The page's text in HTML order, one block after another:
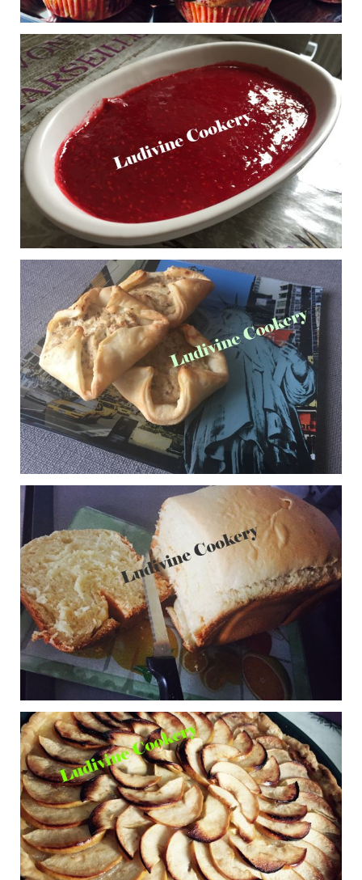
0
Lasagnes du Dauphiné
aux épinards
Publié le 26/11/2016 à 13:38
0
Muffins au chocolat
blanc et aux framboises
Publié le 20/11/2016 à 20:16
0
Panna Cotta au coulis
de framboises
Publié le 20/11/2016 à 20:04
1
Carrés feuilletés au
thon et au boursin
Publié le 12/11/2016 à 12:16